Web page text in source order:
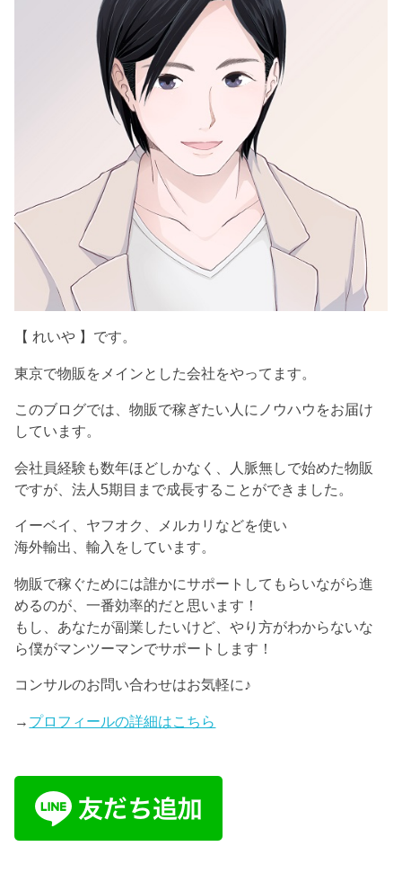
【 れいや 】です。
東京で物販をメインとした会社をやってます。
このブログでは、物販で稼ぎたい人にノウハウをお届け
しています。
会社員経験も数年ほどしかなく、人脈無しで始めた物販
ですが、法人5期目まで成長することができました。
イーベイ、ヤフオク、メルカリなどを使い
海外輸出、輸入をしています。
物販で稼ぐためには誰かにサポートしてもらいながら進
めるのが、一番効率的だと思います！
もし、あなたが副業したいけど、やり方がわからないな
ら僕がマンツーマンでサポートします！
コンサルのお問い合わせはお気軽に♪
→ プロフィールの詳細はこちら